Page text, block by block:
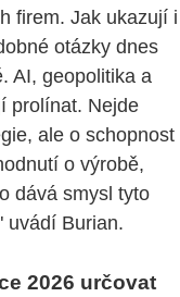
firem. Jak ukazují i
otázky dnes
AI, geopolitika a
prolínat. Nejde
ale o schopnost
o výrobě,
dává smysl tyto
uvádí Burian.
2026 určovat